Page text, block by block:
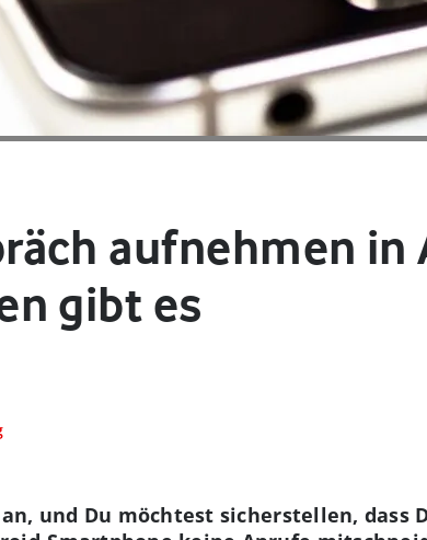
aufnehmen in
gibt es
und Du möchtest sicherstellen, dass